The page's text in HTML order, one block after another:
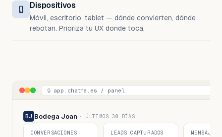
Dispositivos
Móvil, escritorio, tablet — dónde convierten, dónde
rebotan. Prioriza tu UX donde toca.
🔒 app.chatme.es / panel
BJ Bodega Joan · ÚLTIMOS 30 DÍAS
CONVERSACIONES LEADS CAPTURADOS MENSAJES